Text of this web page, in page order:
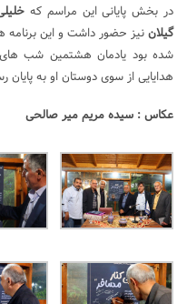
در بخش پایانی این مراسم که
گیلاننیز حضور داشت و این برنامه
شده بود یادمان هشتمین شب
هدایایی از سوی دوستان او به پایان
عکاس : سیده مریم میر صالحی